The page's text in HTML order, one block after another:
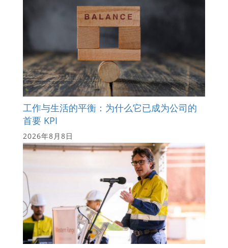
工作与生活的平衡：为什么它已成为公司的
首要 KPI
2026年8月8日